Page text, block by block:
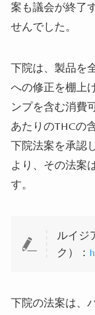
案も議会が終了
せんでした。
下院は、製品を
への修正を棚上
ンプを含む消費
あたりのTHCの
下院法案を承認
より、その法案
す。
ルイジ
ク）：
下院の法案は、